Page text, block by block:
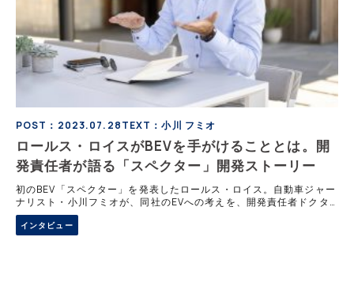
POST：2023.07.28TEXT：小川 フミオ
ロールス・ロイスがBEVを手がけることとは。開
発責任者が語る「スペクター」開発ストーリー
初のBEV「スペクター」を発表したロールス・ロイス。自動車ジャー
ナリスト・小川フミオが、同社のEVへの考えを、開発責任者ドクタ
ー・ミヒア・アヨウビ氏から訊き出す。 ロールスロイスのフィーリ
ングを、最新のテクノロジーで ロ
インタビュー